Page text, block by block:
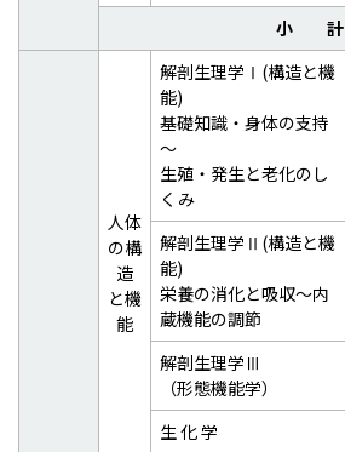
小 計
人体
の構
造
と機
能
解剖生理学Ⅰ(構造と機
能)
基礎知識・身体の支持
～
生殖・発生と老化のし
くみ
解剖生理学Ⅱ(構造と機
能)
栄養の消化と吸収～内
蔵機能の調節
解剖生理学Ⅲ
（形態機能学）
生 化 学